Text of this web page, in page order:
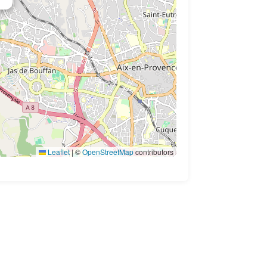
Leaflet | ©OpenStreetMapcontributors